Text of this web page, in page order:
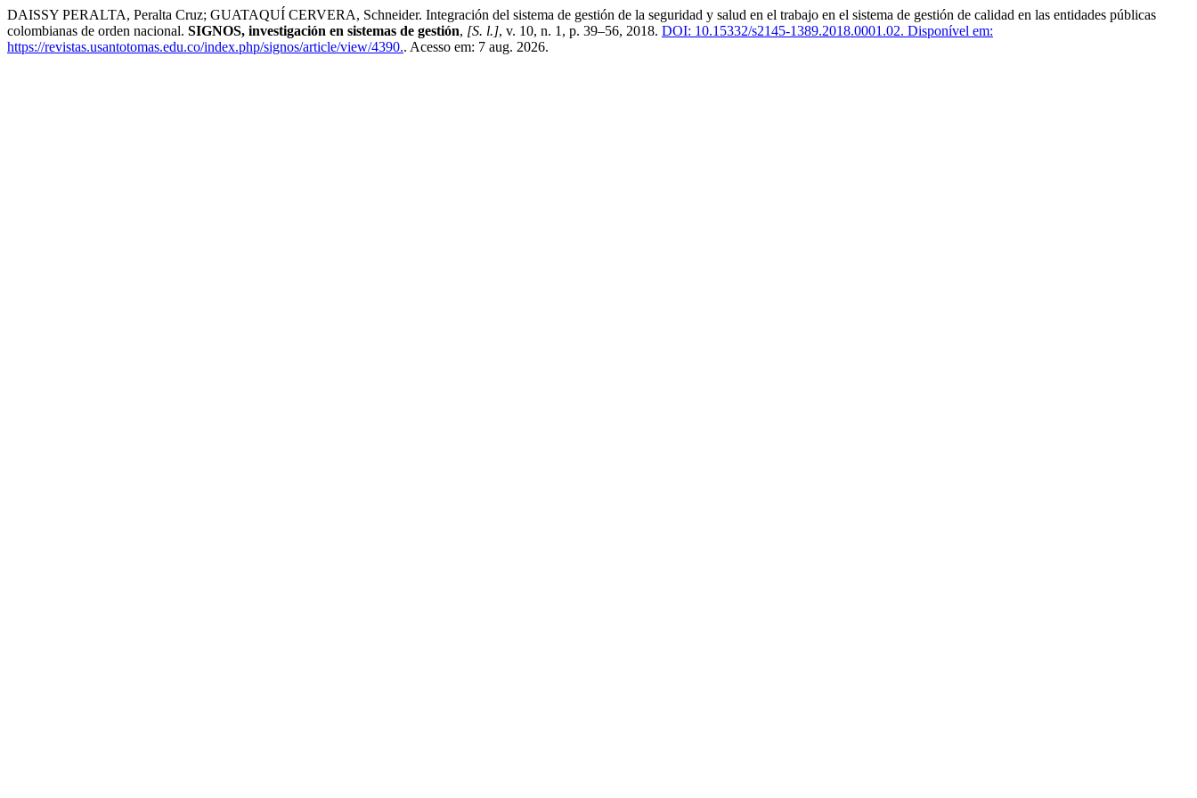
DAISSY PERALTA, Peralta Cruz; GUATAQUÍ CERVERA, Schneider. Integración del sistema de gestión de la seguridad y salud en el trabajo en el sistema de gestión de calidad en las entidades públicas
colombianas de orden nacional. SIGNOS, investigación en sistemas de gestión, [S. l.], v. 10, n. 1, p. 39–56, 2018. DOI: 10.15332/s2145-1389.2018.0001.02. Disponível em:
https://revistas.usantotomas.edu.co/index.php/signos/article/view/4390.. Acesso em: 7 aug. 2026.